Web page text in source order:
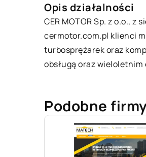
Opis działalności
CER MOTOR Sp. z o.o.,
cermotor.com.pl klienci
turbosprężarek oraz
obsługą oraz
Podobne